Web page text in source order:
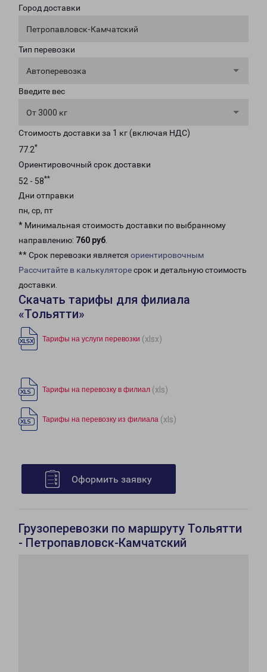
Город доставки
Петропавловск-Камчатский
Тип перевозки
Автоперевозка
Введите вес
От 3000 кг
Стоимость доставки за 1 кг (включая НДС)
77.2*
Ориентировочный срок доставки
52 - 58**
Дни отправки
пн, ср, пт
* Минимальная стоимость доставки по выбранному
направлению: 760 руб.
** Срок перевозки является ориентировочным
Рассчитайте в калькуляторесрок и детальную стоимость
доставки.
Скачать тарифы для филиала
«Тольятти»
Тарифы на услуги перевозки (xlsx)
Тарифы на перевозку в филиал (xls)
Тарифы на перевозку из филиала (xls)
Оформить заявку
Грузоперевозки по маршруту Тольятти
- Петропавловск-Камчатский